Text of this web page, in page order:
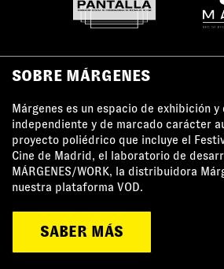
SOBRE MÁRGENES
Márgenes es un espacio de exhibición
independiente y de marcado carácter
proyecto poliédrico que incluye el
Cine de Madrid, el laboratorio de
MÁRGENES/WORK, la distribuidora
nuestra plataforma VOD.
SABER MÁS